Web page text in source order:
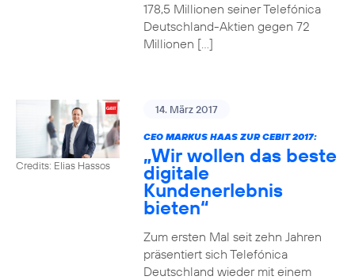
178,5 Millionen seiner Telefónica
Deutschland-Aktien gegen 72
Millionen […]
Credits: Elias Hassos
14. März 2017
CEO MARKUS HAAS ZUR CEBIT 2017:
„Wir wollen das beste
digitale
Kundenerlebnis
bieten“
Zum ersten Mal seit zehn Jahren
präsentiert sich Telefónica
Deutschland wieder mit einem